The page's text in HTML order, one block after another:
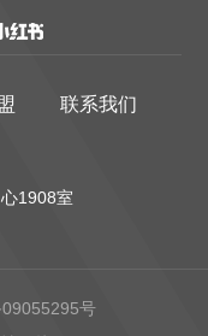
联系我们
1908室
09055295号